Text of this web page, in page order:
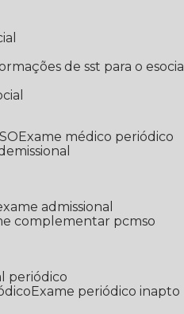
de sst para o esocial
Exame médico periódico
admissional
complementar pcmso
periódico
Exame periódico inapto